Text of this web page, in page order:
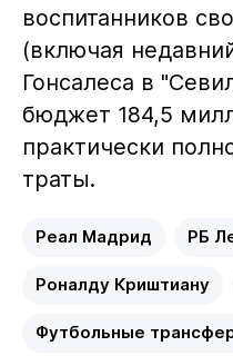
воспитанников
(включая
Гонсалеса в
бюджет 184,5
практически
траты.
Реал Мадрид РБ
Роналду Криштиану
Футбольные